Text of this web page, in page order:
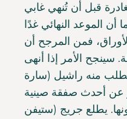
قبل أن تُنهي غابي
أن الموعد النهائي غدًا
فمن المرجح أن
سينجح الأمر إذا أنهى
منه راشيل (سارة
عن أحدث صفقة صينية
يطلع جريج (ستيفن